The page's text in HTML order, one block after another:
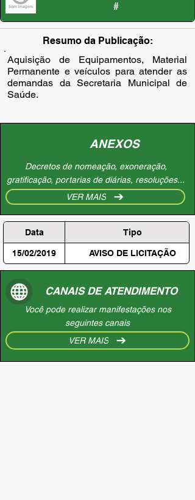
#
Resumo da Publicação:
Aquisição de Equipamentos, Material
Permanente e veículos para atender as
demandas da Secretaria Municipal de
Saúde.
ANEXOS
Decretos de nomeação, exoneração,
gratificação, portarias de diárias, resoluções...
VER MAIS
Data Tipo
15/02/2019 AVISO DE LICITAÇÃO
CANAIS DE ATENDIMENTO
Você pode realizar manifestações nos
seguintes canais
VER MAIS